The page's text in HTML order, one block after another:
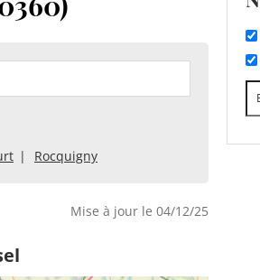
Rocquigny
Mise à jour le 04/12/25